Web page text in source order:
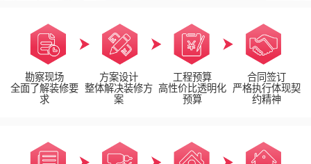
勘察现场
全面了解装修要
求
方案设计
整体解决装修方
案
工程预算
高性价比透明化
预算
合同签订
严格执行体现契
约精神